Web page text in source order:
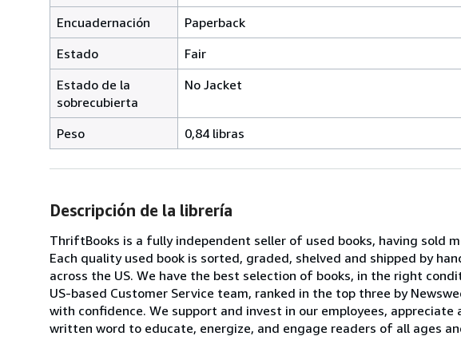
Encuadernación
Paperback
Estado
Fair
Estado de la
sobrecubierta
No Jacket
Peso 0,84 libras
Descripción de la librería
ThriftBooks is a fully independent seller of used books, having sold
Each quality used book is sorted, graded, shelved and shipped by
across the US. We have the best selection of books, in the right
US-based Customer Service team, ranked in the top three by
with confidence. We support and invest in our employees,
written word to educate, energize, and engage readers of all ages